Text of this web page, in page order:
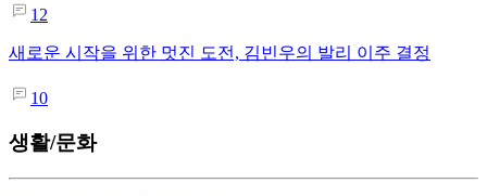
12
새로운 시작을 위한 멋진 도전, 김빈우의 발리 이주 결정
10
생활/문화